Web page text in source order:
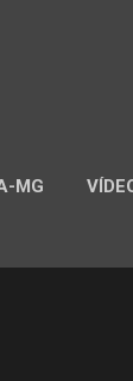
MG